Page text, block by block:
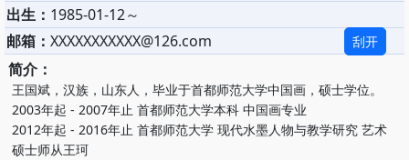
出生： 1985-01-12～
邮箱： XXXXXXXXXXX@126.com 刮开
简介：
王国斌，汉族，山东人，毕业于首都师范大学中国画，硕士学位。
2003年起 - 2007年止 首都师范大学本科 中国画专业
2012年起 - 2016年止 首都师范大学 现代水墨人物与教学研究 艺术
硕士师从王珂